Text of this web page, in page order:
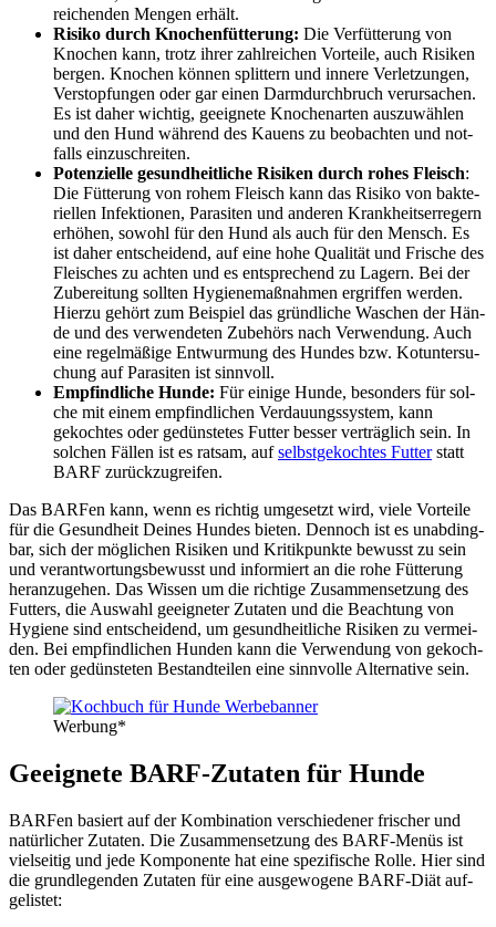
rei­chen­den Men­gen erhält.
Risi­ko durch Kno­chen­füt­te­rung: Die Ver­füt­te­rung von
Kno­chen kann, trotz ihrer zahl­rei­chen Vor­tei­le, auch Risi­ken
ber­gen. Kno­chen kön­nen split­tern und inne­re Ver­let­zun­gen,
Ver­stop­fun­gen oder gar einen Darm­durch­bruch ver­ur­sa­chen.
Es ist daher wich­tig, geeig­ne­te Kno­chen­ar­ten aus­zu­wäh­len
und den Hund wäh­rend des Kau­ens zu beob­ach­ten und not­
falls ein­zu­schrei­ten.
Poten­zi­el­le gesund­heit­li­che Risi­ken durch rohes Fleisch:
Die Füt­te­rung von rohem Fleisch kann das Risi­ko von bak­te­
ri­el­len Infek­tio­nen, Para­si­ten und ande­ren Krank­heits­er­re­gern
erhö­hen, sowohl für den Hund als auch für den Mensch. Es
ist daher ent­schei­dend, auf eine hohe Qua­li­tät und Fri­sche des
Flei­sches zu ach­ten und es ent­spre­chend zu Lagern. Bei der
Zube­rei­tung soll­ten Hygie­ne­maß­nah­men ergrif­fen wer­den.
Hier­zu gehört zum Bei­spiel das gründ­li­che Waschen der Hän­
de und des ver­wen­de­ten Zube­hörs nach Ver­wen­dung. Auch
eine regel­mä­ßi­ge Ent­wur­mung des Hun­des bzw. Kot­un­ter­su­
chung auf Para­si­ten ist sinn­voll.
Emp­find­li­che Hun­de: Für eini­ge Hun­de, beson­ders für sol­
che mit einem emp­find­li­chen Ver­dau­ungs­sys­tem, kann
gekoch­tes oder gedüns­te­tes Fut­ter bes­ser ver­träg­lich sein. In
sol­chen Fäl­len ist es rat­sam, aufselbst­ge­koch­tes Fut­terstatt
BARF zurück­zu­grei­fen.
Das BAR­Fen kann, wenn es rich­tig umge­setzt wird, vie­le Vor­tei­le
für die Gesund­heit Dei­nes Hun­des bie­ten. Den­noch ist es unab­ding­
bar, sich der mög­li­chen Risi­ken und Kri­tik­punk­te bewusst zu sein
und ver­ant­wor­tungs­be­wusst und infor­miert an die rohe Füt­te­rung
her­an­zu­ge­hen. Das Wis­sen um die rich­ti­ge Zusam­men­set­zung des
Fut­ters, die Aus­wahl geeig­ne­ter Zuta­ten und die Beach­tung von
Hygie­ne sind ent­schei­dend, um gesund­heit­li­che Risi­ken zu ver­mei­
den. Bei emp­find­li­chen Hun­den kann die Ver­wen­dung von gekoch­
ten oder gedüns­te­ten Bestand­tei­len eine sinn­vol­le Alter­na­ti­ve sein.
Wer­bung*
Geeig­ne­te BARF-Zuta­ten für Hun­de
BAR­Fen basiert auf der Kom­bi­na­ti­on ver­schie­de­ner fri­scher und
natür­li­cher Zuta­ten. Die Zusam­men­set­zung des BARF-Menüs ist
viel­sei­tig und jede Kom­po­nen­te hat eine spe­zi­fi­sche Rol­le. Hier sind
die grund­le­gen­den Zuta­ten für eine aus­ge­wo­ge­ne BARF-Diät auf­
ge­lis­tet: